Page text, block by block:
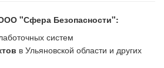
"Сфера Безопасности":
систем
в Ульяновской области и других